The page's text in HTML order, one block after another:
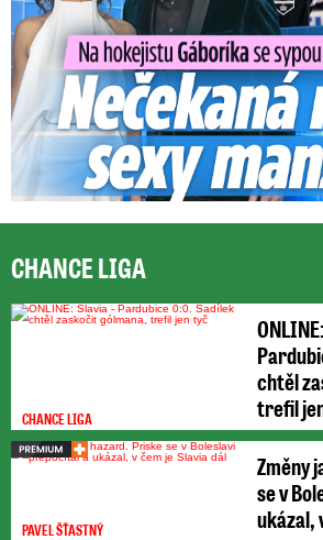
CHANCE LIGA
CHANCE LIGA
chtěl
trefil
PAVEL ŠŤASTNÝ
Změny
se v
ukázal,